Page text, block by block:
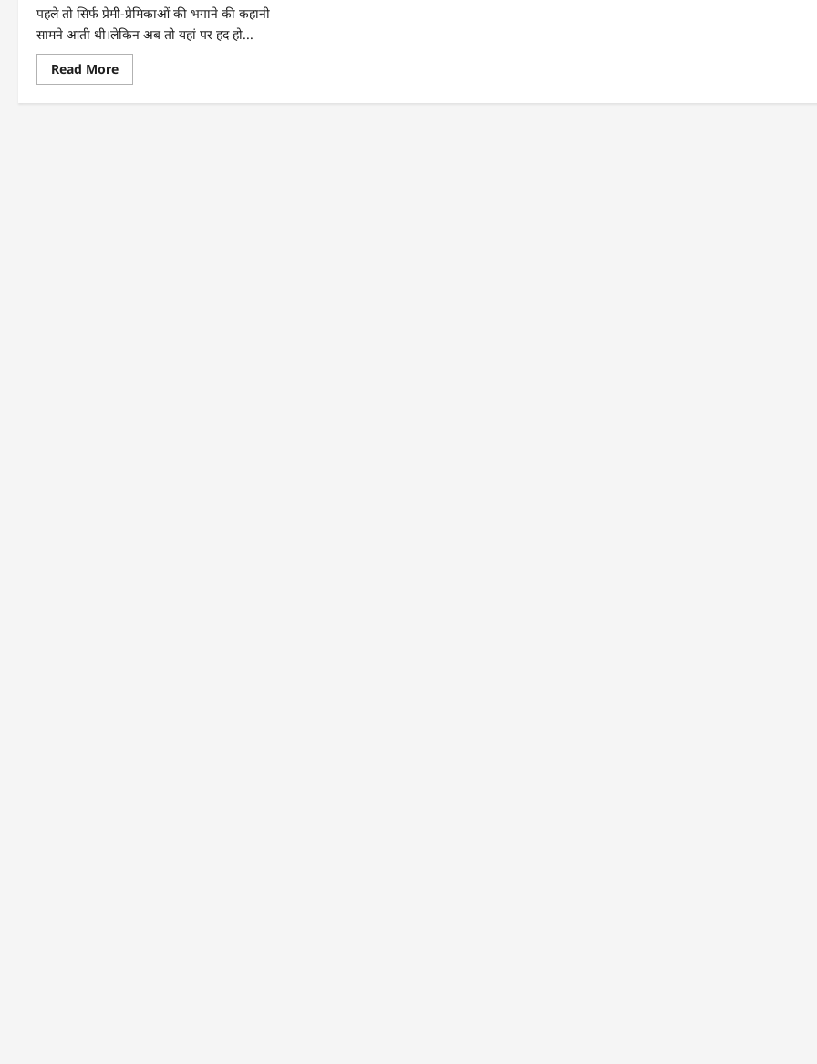
पहले तो सिर्फ प्रेमी-प्रेमिकाओं की भगाने की कहानी
सामने आती थी।लेकिन अब तो यहां पर हद हो...
Read MoreRead
more
भाई